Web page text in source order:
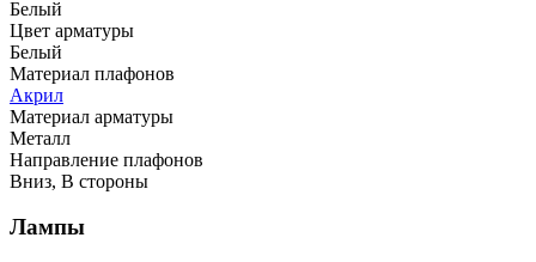
Белый
Цвет арматуры
Белый
Материал плафонов
Акрил
Материал арматуры
Металл
Направление плафонов
Вниз, В стороны
Лампы